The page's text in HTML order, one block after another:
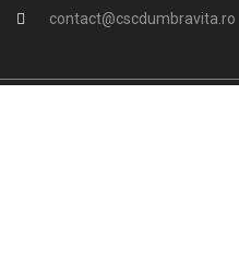
contact@cscdumbravita.ro